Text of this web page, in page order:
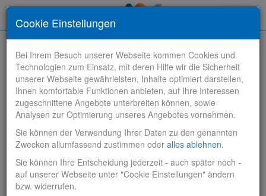
Stelle finden
Vertriebsbank
Produktionsbank
Cookie Einstellungen
Bei Ihrem Besuch unserer Webseite kommen Cookies und
Technologien zum Einsatz, mit deren Hilfe wir die Sicherheit
unserer Webseite gewährleisten, Inhalte optimiert darstellen,
Ihnen komfortable Funktionen anbieten, auf Ihre Interessen
zugeschnittene Angebote unterbreiten können, sowie
Analysen zur Optimierung unseres Angebotes vornehmen.
Sie können der Verwendung Ihrer Daten zu den genannten
Zwecken allumfassend zustimmen oder alles ablehnen.
Sie können Ihre Entscheidung jederzeit - auch später noch -
auf unserer Webseite unter "Cookie Einstellungen" ändern
bzw. widerrufen.